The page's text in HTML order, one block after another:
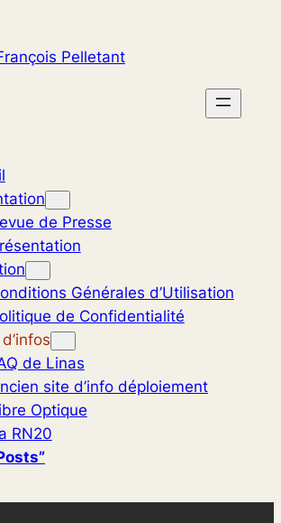
Pelletant
de Presse
Générales d’Utilisation
de Confidentialité
de Linas
site d’info déploiement
Optique
RN20